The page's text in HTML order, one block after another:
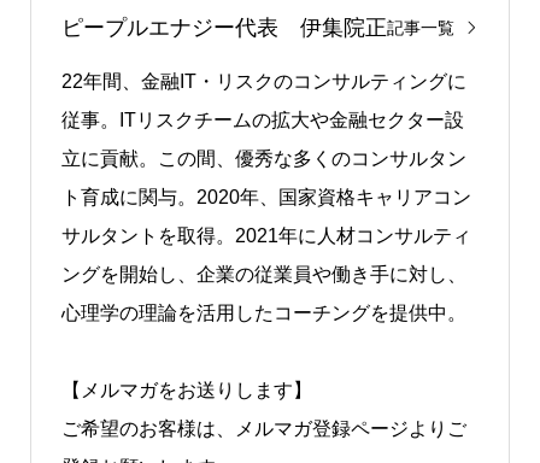
ピープルエナジー代表 伊集院正記事一覧
22年間、⾦融IT・リスクのコンサルティングに
従事。ITリスクチームの拡大や金融セクター設
立に貢献。この間、優秀な多くのコンサルタン
ト育成に関与。2020年、国家資格キャリアコン
サルタントを取得。2021年に⼈材コンサルティ
ングを開始し、企業の従業員や働き手に対し、
心理学の理論を活用したコーチングを提供中。
【メルマガをお送りします】
ご希望のお客様は、メルマガ登録ページよりご